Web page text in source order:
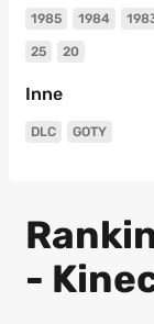
1985 1984
25 20
Inne
DLC GOTY
-